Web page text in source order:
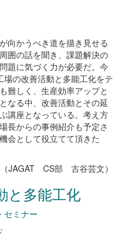
向かうべき道を描き見せる
囲の話を聞き、課題解決の
題に気づく力が必要だ。今
の改善活動と多能工化をテ
難しく、生産効率アップと
なる中、改善活動とその延
講座となっている。考え方
長からの事例紹介も予定さ
会として役立てて頂きた
（JAGAT CS部 古谷芸文）
と多能工化
セミナー